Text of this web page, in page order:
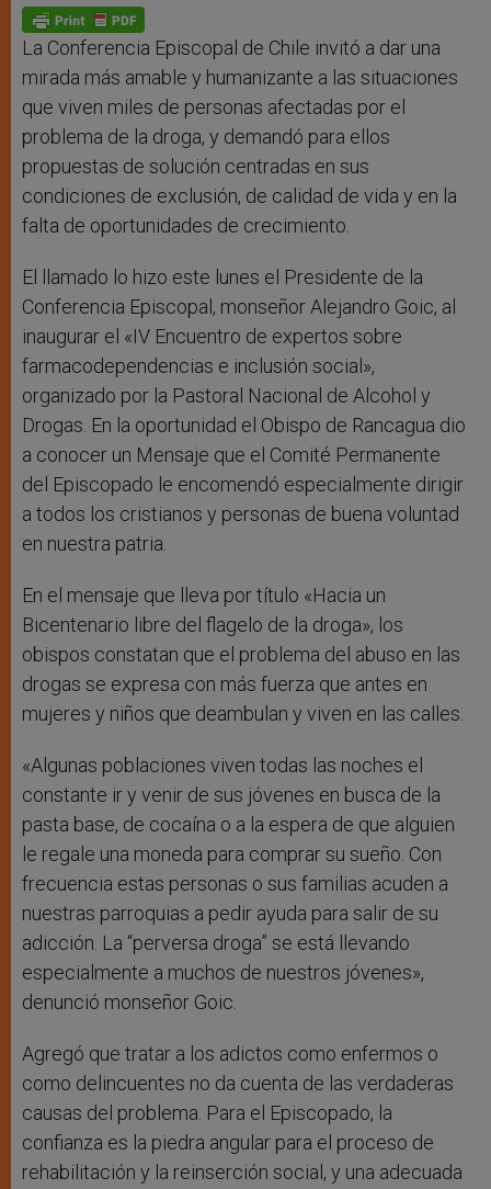
p
p
g
e
r
o
k
La Conferencia Episcopal de Chile invitó a dar una
mirada más amable y humanizante a las situaciones
que viven miles de personas afectadas por el
problema de la droga, y demandó para ellos
propuestas de solución centradas en sus
condiciones de exclusión, de calidad de vida y en la
falta de oportunidades de crecimiento.
El llamado lo hizo este lunes el Presidente de la
Conferencia Episcopal, monseñor Alejandro Goic, al
inaugurar el «IV Encuentro de expertos sobre
farmacodependencias e inclusión social»,
organizado por la Pastoral Nacional de Alcohol y
Drogas. En la oportunidad el Obispo de Rancagua dio
a conocer un Mensaje que el Comité Permanente
del Episcopado le encomendó especialmente dirigir
a todos los cristianos y personas de buena voluntad
en nuestra patria.
En el mensaje que lleva por título «Hacia un
Bicentenario libre del flagelo de la droga», los
obispos constatan que el problema del abuso en las
drogas se expresa con más fuerza que antes en
mujeres y niños que deambulan y viven en las calles.
«Algunas poblaciones viven todas las noches el
constante ir y venir de sus jóvenes en busca de la
pasta base, de cocaína o a la espera de que alguien
le regale una moneda para comprar su sueño. Con
frecuencia estas personas o sus familias acuden a
nuestras parroquias a pedir ayuda para salir de su
adicción. La “perversa droga” se está llevando
especialmente a muchos de nuestros jóvenes»,
denunció monseñor Goic.
Agregó que tratar a los adictos como enfermos o
como delincuentes no da cuenta de las verdaderas
causas del problema. Para el Episcopado, la
confianza es la piedra angular para el proceso de
rehabilitación y la reinserción social, y una adecuada